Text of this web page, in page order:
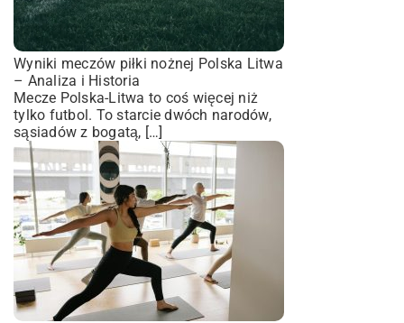
Wyniki meczów piłki nożnej Polska Litwa
– Analiza i Historia
Mecze Polska-Litwa to coś więcej niż
tylko futbol. To starcie dwóch narodów,
sąsiadów z bogatą, […]